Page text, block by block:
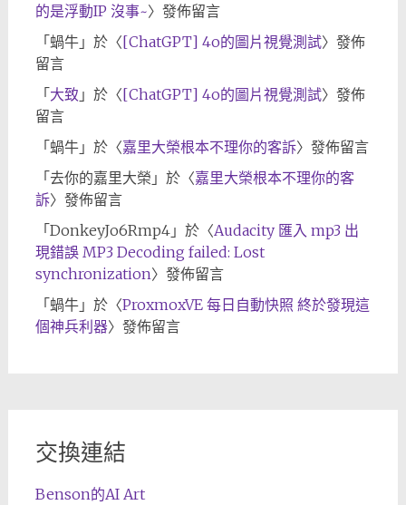
的是浮動IP 沒事~〉發佈留言
「 蝸牛」於〈[ChatGPT] 4o的圖片視覺測試〉發佈
留言
「 大致 」於〈[ChatGPT] 4o的圖片視覺測試〉發佈
留言
「 蝸牛」於〈嘉里大榮根本不理你的客訴〉發佈留言
「 去你的嘉里大榮 」於〈嘉里大榮根本不理你的客
訴〉發佈留言
「 DonkeyJo6Rmp4」於〈Audacity 匯入 mp3 出
現錯誤 MP3 Decoding failed: Lost
synchronization〉發佈留言
「 蝸牛」於〈ProxmoxVE 每日自動快照 終於發現這
個神兵利器〉發佈留言
交換連結
Benson的AI Art